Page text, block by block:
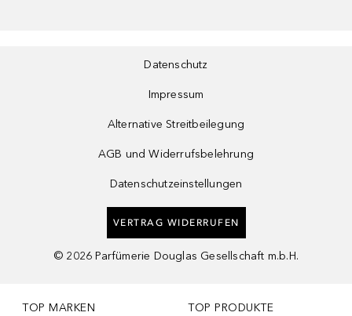
Datenschutz
Impressum
Alternative Streitbeilegung
AGB und Widerrufsbelehrung
Datenschutzeinstellungen
VERTRAG WIDERRUFEN
© 2026 Parfümerie Douglas Gesellschaft m.b.H.
TOP MARKEN TOP PRODUKTE